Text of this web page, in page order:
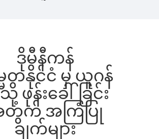
ဒိုမီနီကန်
တနိုင်ငံ မှ ယူဂန်
သို့ ဖုန်းခေါ်ခြင်း
က် အကြံပြု
ချက်များ